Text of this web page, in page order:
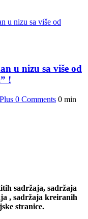
u nizu sa više od
!
0 Comments 0 min
sadržaja, sadržaja
, sadržaja kreiranih
stranice.